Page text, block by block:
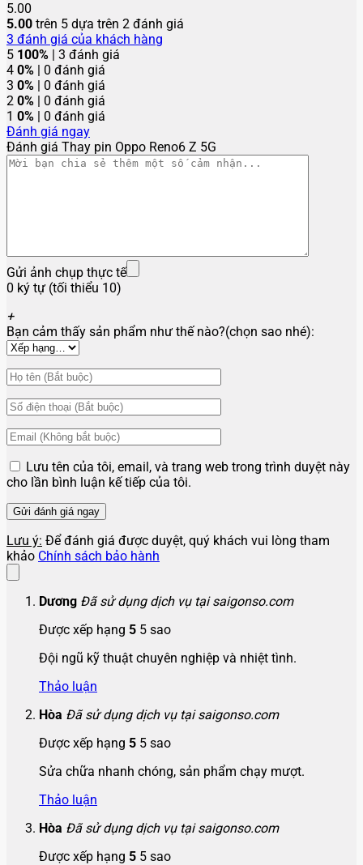
5.00
5.00 trên 5 dựa trên 2 đánh giá
3 đánh giá của khách hàng
5 100% | 3 đánh giá
4 0% | 0 đánh giá
3 0% | 0 đánh giá
2 0% | 0 đánh giá
1 0% | 0 đánh giá
Đánh giá ngay
Đánh giá Thay pin Oppo Reno6 Z 5G
Gửi ảnh chụp thực tế
0 ký tự (tối thiểu 10)
+
Bạn cảm thấy sản phẩm như thế nào?(chọn sao nhé):
Lưu tên của tôi, email, và trang web trong trình duyệt này
cho lần bình luận kế tiếp của tôi.
Lưu ý: Để đánh giá được duyệt, quý khách vui lòng tham
khảo Chính sách bảo hành
Dương Đã sử dụng dịch vụ tại saigonso.com
Được xếp hạng 5 5 sao
Đội ngũ kỹ thuật chuyên nghiệp và nhiệt tình.
Thảo luận
Hòa Đã sử dụng dịch vụ tại saigonso.com
Được xếp hạng 5 5 sao
Sửa chữa nhanh chóng, sản phẩm chạy mượt.
Thảo luận
Hòa Đã sử dụng dịch vụ tại saigonso.com
Được xếp hạng 5 5 sao